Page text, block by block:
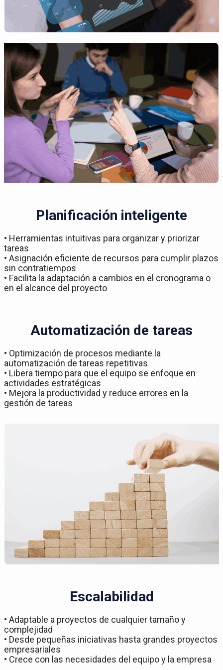
Planificación inteligente
• Herramientas intuitivas para organizar y priorizar
tareas
• Asignación eficiente de recursos para cumplir plazos
sin contratiempos
• Facilita la adaptación a cambios en el cronograma o
en el alcance del proyecto
Automatización de tareas
• Optimización de procesos mediante la
automatización de tareas repetitivas
• Libera tiempo para que el equipo se enfoque en
actividades estratégicas
• Mejora la productividad y reduce errores en la
gestión de tareas
Escalabilidad
• Adaptable a proyectos de cualquier tamaño y
complejidad
• Desde pequeñas iniciativas hasta grandes proyectos
empresariales
• Crece con las necesidades del equipo y la empresa